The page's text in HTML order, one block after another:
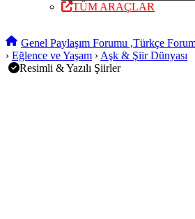
TÜM ARAÇLAR
Genel Paylaşım Forumu ,Türkçe
› Eğlence ve Yaşam › Aşk & Şiir Dünyası
Resimli & Yazılı Şiirler